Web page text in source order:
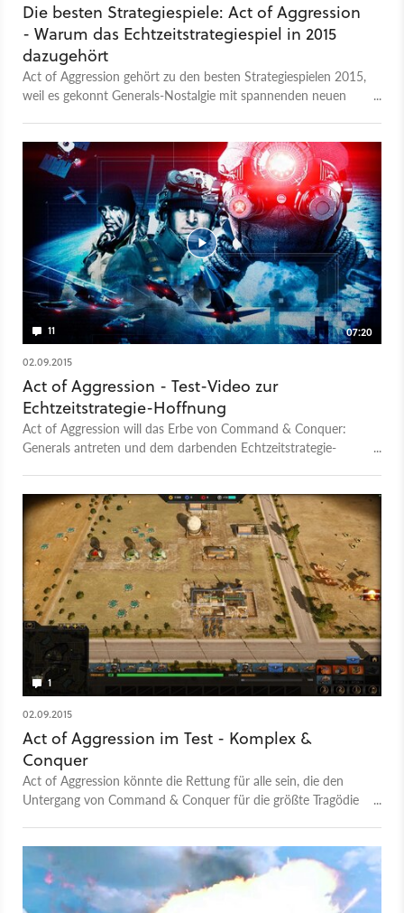
Die besten Strategiespiele: Act of Aggression
- Warum das Echtzeitstrategiespiel in 2015
dazugehört
Act of Aggression gehört zu den besten Strategiespielen 2015,
weil es gekonnt Generals-Nostalgie mit spannenden neuen
11
07:20
02.09.2015
Act of Aggression - Test-Video zur
Echtzeitstrategie-Hoffnung
Act of Aggression will das Erbe von Command & Conquer:
Generals antreten und dem darbenden Echtzeitstrategie-
1
02.09.2015
Act of Aggression im Test - Komplex &
Conquer
Act of Aggression könnte die Rettung für alle sein, die den
Untergang von Command & Conquer für die größte Tragödie
im Test.